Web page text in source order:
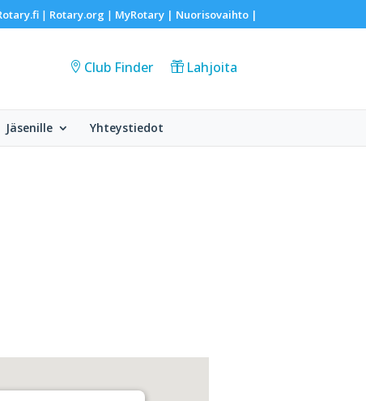
| Rotary.org | MyRotary | Nuorisovaihto|
Club Finder Lahjoita
Jäsenille Yhteystiedot